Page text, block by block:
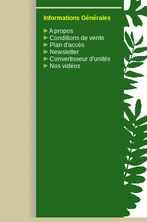
Informations Générales
A propos
Conditions de vente
Plan d'accès
Newsletter
Convertisseur d'unités
Nos vidéos